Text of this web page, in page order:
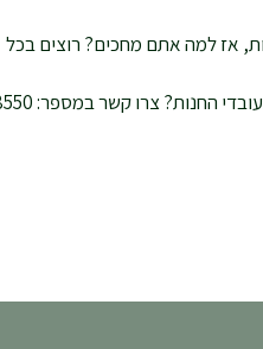
אז למה אתם מחכים? רוצים בכל
צרו קשר במספר: 02-5668550